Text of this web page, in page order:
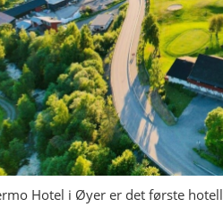
Hotel i Øyer er det første